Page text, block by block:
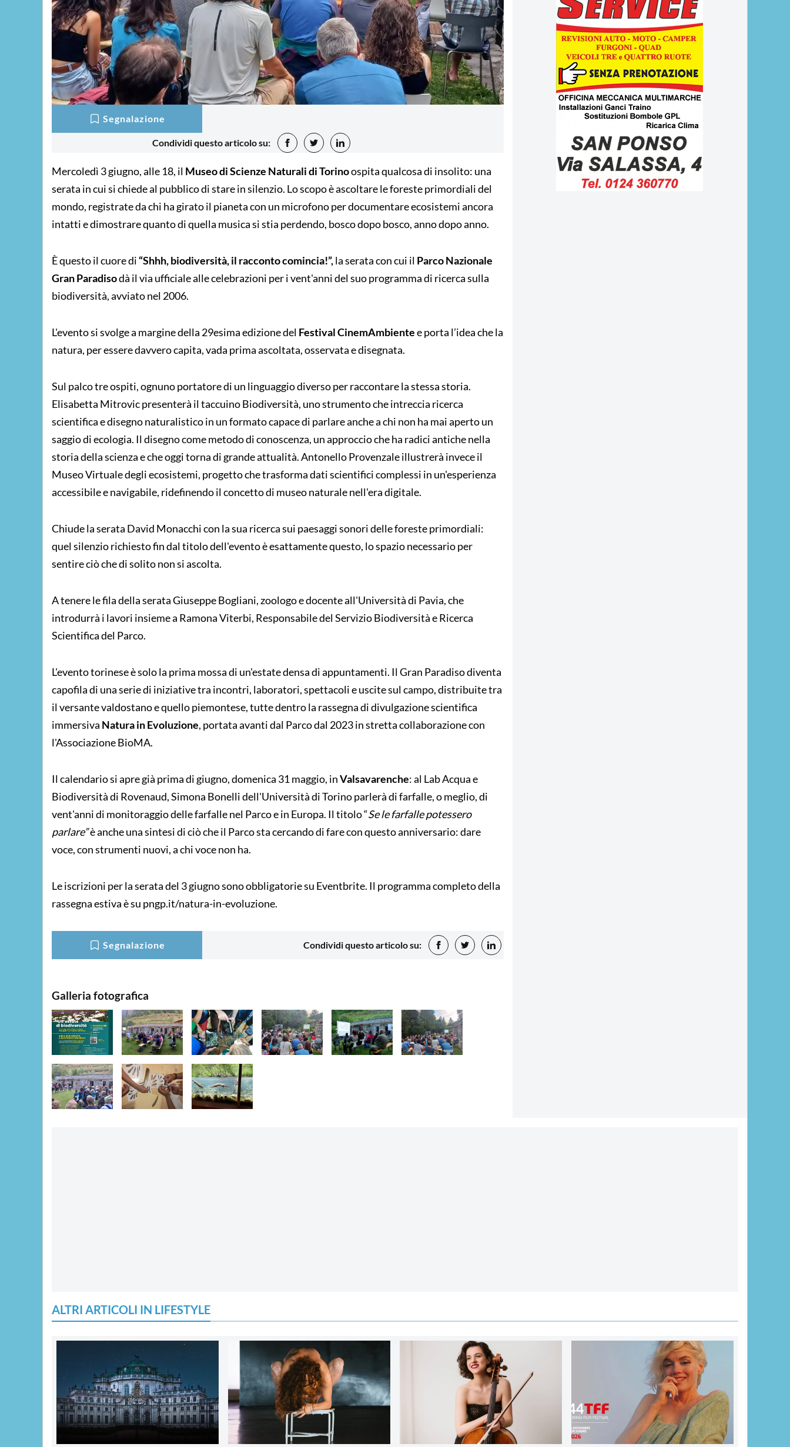
Segnalazione
Condividi questo articolo su:
Mercoledì 3 giugno, alle 18, il Museo di Scienze Naturali di Torinoospita qualcosa di insolito: una
serata in cui si chiede al pubblico di stare in silenzio. Lo scopo è ascoltare le foreste primordiali del
mondo, registrate da chi ha girato il pianeta con un microfono per documentare ecosistemi ancora
intatti e dimostrare quanto di quella musica si stia perdendo, bosco dopo bosco, anno dopo anno.
È questo il cuore di “Shhh, biodiversità, il racconto comincia!”,la serata con cui il Parco Nazionale
Gran Paradisodà il via ufficiale alle celebrazioni per i vent'anni del suo programma di ricerca sulla
biodiversità, avviato nel 2006.
L'evento si svolge a margine della 29esima edizione del Festival CinemAmbientee porta l’idea che la
natura, per essere davvero capita, vada prima ascoltata, osservata e disegnata.
Sul palco tre ospiti, ognuno portatore di un linguaggio diverso per raccontare la stessa storia.
Elisabetta Mitrovic presenterà il taccuino Biodiversità, uno strumento che intreccia ricerca
scientifica e disegno naturalistico in un formato capace di parlare anche a chi non ha mai aperto un
saggio di ecologia. Il disegno come metodo di conoscenza, un approccio che ha radici antiche nella
storia della scienza e che oggi torna di grande attualità. Antonello Provenzale illustrerà invece il
Museo Virtuale degli ecosistemi, progetto che trasforma dati scientifici complessi in un'esperienza
accessibile e navigabile, ridefinendo il concetto di museo naturale nell'era digitale.
Chiude la serata David Monacchi con la sua ricerca sui paesaggi sonori delle foreste primordiali:
quel silenzio richiesto fin dal titolo dell'evento è esattamente questo, lo spazio necessario per
sentire ciò che di solito non si ascolta.
A tenere le fila della serata Giuseppe Bogliani, zoologo e docente all'Università di Pavia, che
introdurrà i lavori insieme a Ramona Viterbi, Responsabile del Servizio Biodiversità e Ricerca
Scientifica del Parco.
L'evento torinese è solo la prima mossa di un'estate densa di appuntamenti. Il Gran Paradiso diventa
capofila di una serie di iniziative tra incontri, laboratori, spettacoli e uscite sul campo, distribuite tra
il versante valdostano e quello piemontese, tutte dentro la rassegna di divulgazione scientifica
immersiva Natura in Evoluzione, portata avanti dal Parco dal 2023 in stretta collaborazione con
l'Associazione BioMA.
Il calendario si apre già prima di giugno, domenica 31 maggio, inValsavarenche: al Lab Acqua e
Biodiversità di Rovenaud, Simona Bonelli dell'Università di Torino parlerà di farfalle, o meglio, di
vent'anni di monitoraggio delle farfalle nel Parco e in Europa. Il titolo “Se le farfalle potessero
parlare”è anche una sintesi di ciò che il Parco sta cercando di fare con questo anniversario: dare
voce, con strumenti nuovi, a chi voce non ha.
Le iscrizioni per la serata del 3 giugno sono obbligatorie su Eventbrite. Il programma completo della
rassegna estiva è su pngp.it/natura-in-evoluzione.
Segnalazione Condividi questo articolo su:
Galleria fotografica
ALTRI ARTICOLI IN LIFESTYLE